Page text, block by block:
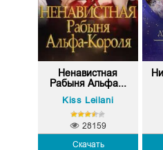
Ненавистная
Рабыня Альфа...
Kiss Leilani
Скачать
28159